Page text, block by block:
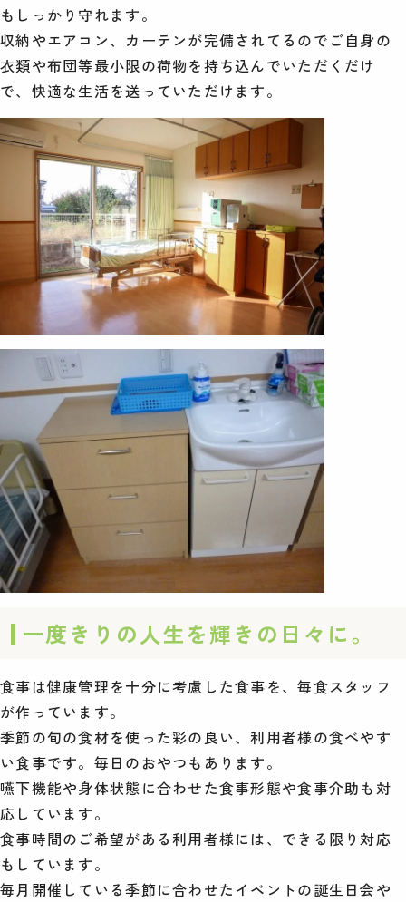
もしっかり守れます。
収納やエアコン、カーテンが完備されてるのでご自身の
衣類や布団等最小限の荷物を持ち込んでいただくだけ
で、快適な生活を送っていただけます。
一度きりの人生を輝きの日々に。
食事は健康管理を十分に考慮した食事を、毎食スタッフ
が作っています。
季節の旬の食材を使った彩の良い、利用者様の食べやす
い食事です。毎日のおやつもあります。
嚥下機能や身体状態に合わせた食事形態や食事介助も対
応しています。
食事時間のご希望がある利用者様には、できる限り対応
もしています。
毎月開催している季節に合わせたイベントの誕生日会や